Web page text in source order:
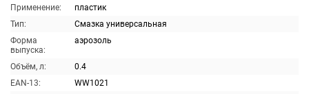
Применение:
пластик
Тип:
Смазка универсальная
Форма
выпуска:
аэрозоль
Объём, л:
0.4
EAN-13:
WW1021